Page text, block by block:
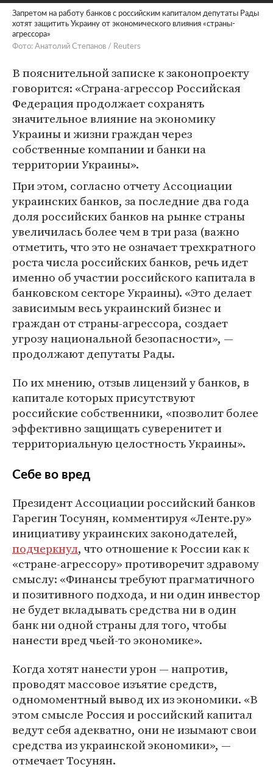
Запретом на работу банков с российским капиталом депутаты Рады
хотят защитить Украину от экономического влияния «страны-
агрессора»
Фото: Анатолий Степанов / Reuters
В пояснительной записке к законопроекту
говорится: «Страна-агрессор Российская
Федерация продолжает сохранять
значительное влияние на экономику
Украины и жизни граждан через
собственные компании и банки на
территории Украины».
При этом, согласно отчету Ассоциации
украинских банков, за последние два года
доля российских банков на рынке страны
увеличилась более чем в три раза (важно
отметить, что это не означает трехкратного
роста числа российских банков, речь идет
именно об участии российского капитала в
банковском секторе Украины). «Это делает
зависимым весь украинский бизнес и
граждан от страны-агрессора, создает
угрозу национальной безопасности», —
продолжают депутаты Рады.
По их мнению, отзыв лицензий у банков, в
капитале которых присутствуют
российские собственники, «позволит более
эффективно защищать суверенитет и
территориальную целостность Украины».
Себе во вред
Президент Ассоциации российский банков
Гарегин Тосунян, комментируя «Ленте.ру»
инициативу украинских законодателей,
подчеркнул, что отношение к России как к
«стране-агрессору» противоречит здравому
смыслу: «Финансы требуют прагматичного
и позитивного подхода, и ни один инвестор
не будет вкладывать средства ни в один
банк ни одной страны для того, чтобы
нанести вред чьей-то экономике».
Когда хотят нанести урон — напротив,
проводят массовое изъятие средств,
одномоментный вывод их из экономики. «В
этом смысле Россия и российский капитал
ведут себя адекватно, они не изымают свои
средства из украинской экономики», —
отмечает Тосунян.